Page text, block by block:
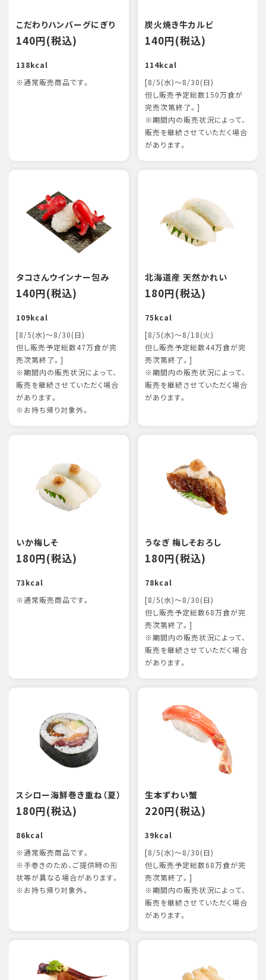
こだわりハンバーグにぎり
140円(税込)
138kcal
※通常販売商品です。
炭火焼き牛カルビ
140円(税込)
114kcal
[8/5(水)～8/30(日)
但し販売予定総数150万食が
完売次第終了。]
※期間内の販売状況によって、
販売を継続させていただく場合
があります。
タコさんウインナー包み
140円(税込)
109kcal
[8/5(水)～8/30(日)
但し販売予定総数47万食が完
売次第終了。]
※期間内の販売状況によって、
販売を継続させていただく場合
があります。
※お持ち帰り対象外。
北海道産 天然かれい
180円(税込)
75kcal
[8/5(水)～8/18(火)
但し販売予定総数44万食が完
売次第終了。]
※期間内の販売状況によって、
販売を継続させていただく場合
があります。
いか梅しそ
180円(税込)
73kcal
※通常販売商品です。
うなぎ 梅しそおろし
180円(税込)
78kcal
[8/5(水)～8/30(日)
但し販売予定総数68万食が完
売次第終了。]
※期間内の販売状況によって、
販売を継続させていただく場合
があります。
スシロー海鮮巻き重ね（夏）
180円(税込)
86kcal
※通常販売商品です。
※手巻きのため、ご提供時の形
状等が異なる場合があります。
※お持ち帰り対象外。
生本ずわい蟹
220円(税込)
39kcal
[8/5(水)～8/30(日)
但し販売予定総数68万食が完
売次第終了。]
※期間内の販売状況によって、
販売を継続させていただく場合
があります。